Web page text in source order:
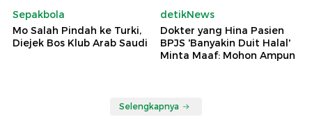
Sepakbola
Mo Salah Pindah ke Turki,
Diejek Bos Klub Arab Saudi
detikNews
Dokter yang Hina Pasien
BPJS 'Banyakin Duit Halal'
Minta Maaf: Mohon Ampun
Selengkapnya